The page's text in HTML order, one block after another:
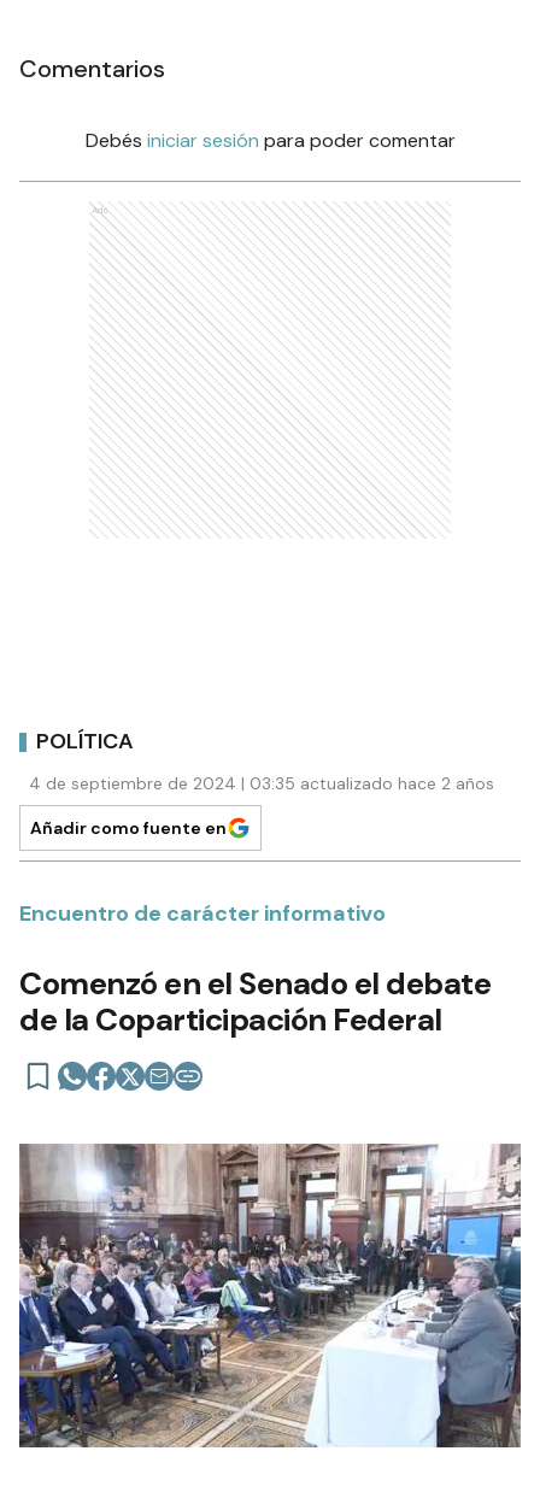
Comentarios
Debés iniciar sesión para poder comentar
Ads
POLÍTICA
4 de septiembre de 2024 | 03:35 actualizado hace 2 años
Añadir como fuente en
Encuentro de carácter informativo
Comenzó en el Senado el debate
de la Coparticipación Federal